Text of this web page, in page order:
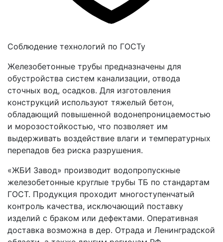
Соблюдение технологий по ГОСТу
Железобетонные трубы предназначены для
обустройства систем канализации, отвода
сточных вод, осадков. Для изготовления
конструкций используют тяжелый бетон,
обладающий повышенной водонепроницаемостью
и морозостойкостью, что позволяет им
выдерживать воздействие влаги и температурных
перепадов без риска разрушения.
«ЖБИ Завод» производит водопропускные
железобетонные круглые трубы ТБ по стандартам
ГОСТ. Продукция проходит многоступенчатый
контроль качества, исключающий поставку
изделий с браком или дефектами. Оперативная
доставка возможна в дер. Отрада и Ленинградской